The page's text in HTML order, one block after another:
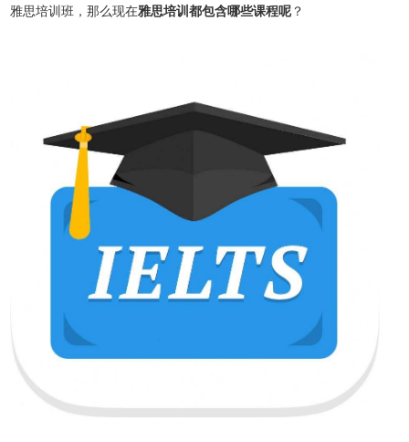
雅思培训班，那么现在雅思培训都包含哪些课程呢 ？